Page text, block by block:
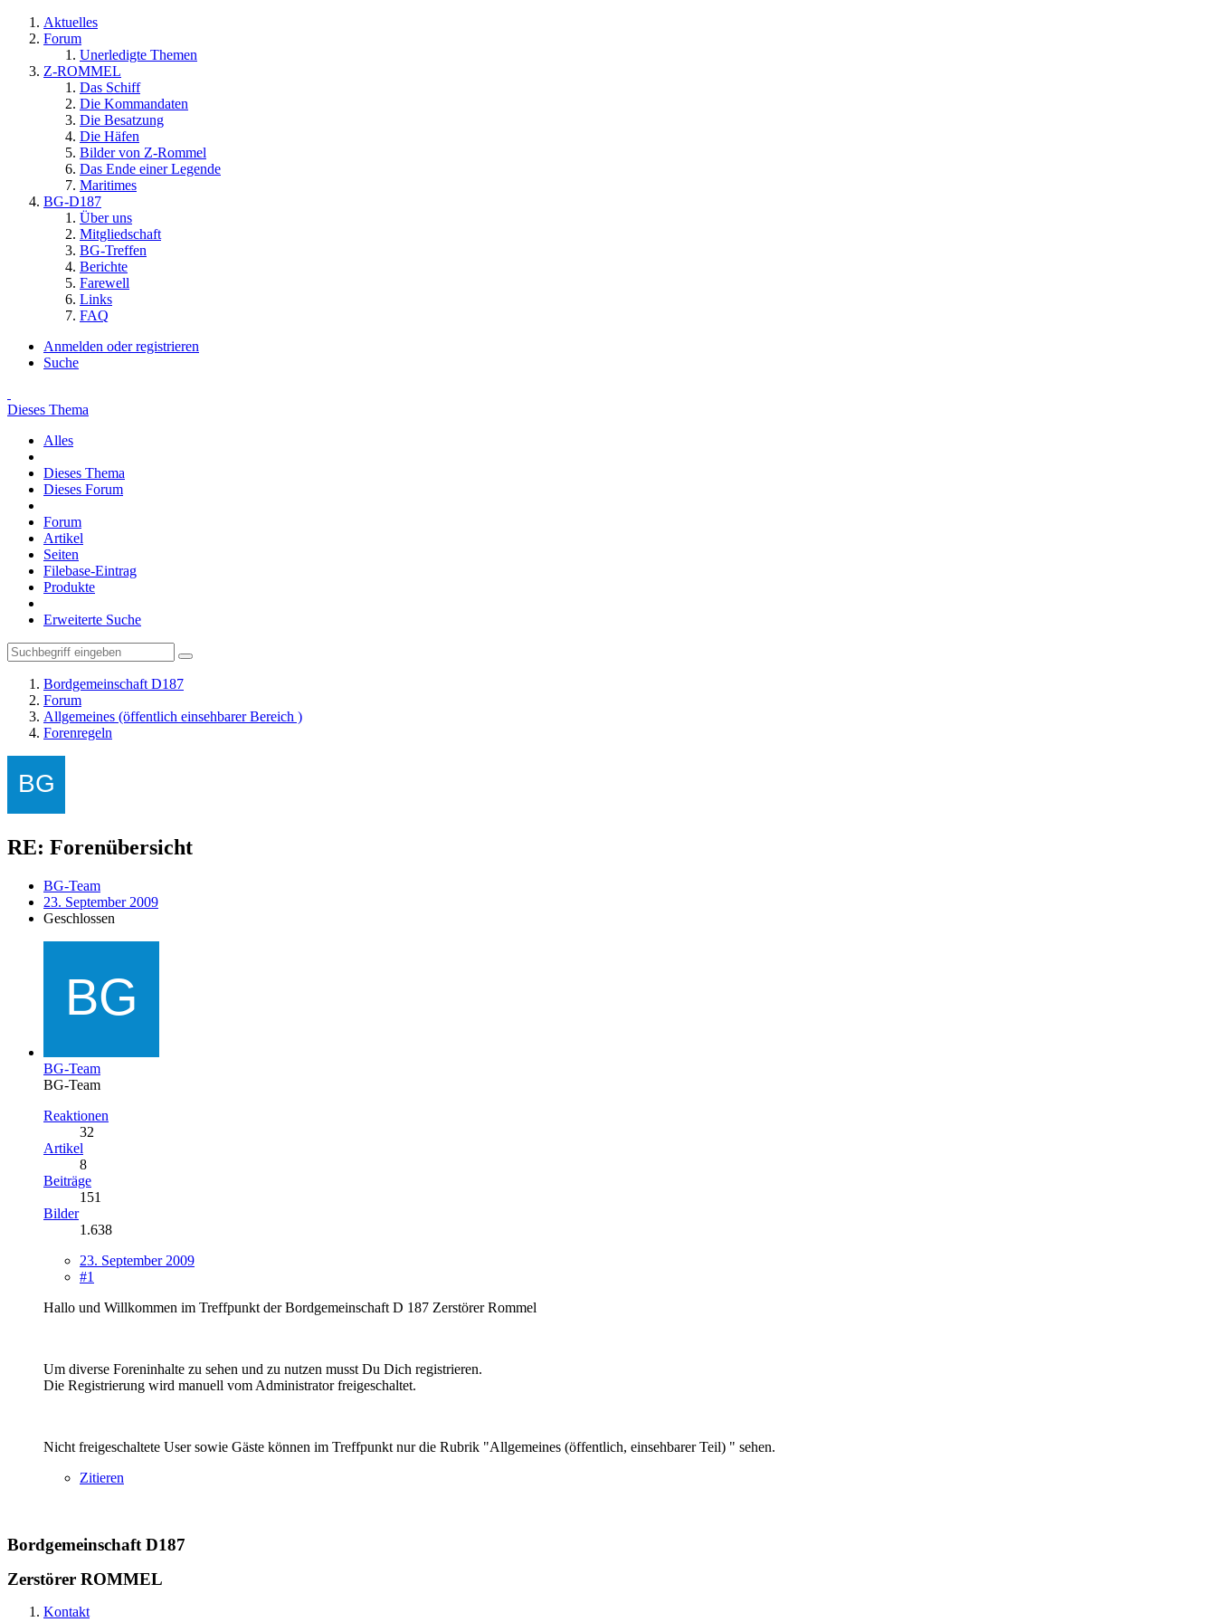
Aktuelles
Forum
Unerledigte Themen
Z-ROMMEL
Das Schiff
Die Kommandaten
Die Besatzung
Die Häfen
Bilder von Z-Rommel
Das Ende einer Legende
Maritimes
BG-D187
Über uns
Mitgliedschaft
BG-Treffen
Berichte
Farewell
Links
FAQ
Anmelden oder registrieren
Suche
Dieses Thema
Alles
Dieses Thema
Dieses Forum
Forum
Artikel
Seiten
Filebase-Eintrag
Produkte
Erweiterte Suche
Bordgemeinschaft D187
Forum
Allgemeines (öffentlich einsehbarer Bereich )
Forenregeln
RE: Forenübersicht
BG-Team
23. September 2009
Geschlossen
BG-Team
BG-Team
Reaktionen
32
Artikel
8
Beiträge
151
Bilder
1.638
23. September 2009
#1
Hallo und Willkommen im Treffpunkt der Bordgemeinschaft D 187 Zerstörer Rommel
Um diverse Foreninhalte zu sehen und zu nutzen musst Du Dich registrieren.
Die Registrierung wird manuell vom Administrator freigeschaltet.
Nicht freigeschaltete User sowie Gäste können im Treffpunkt nur die Rubrik "Allgemeines (öffentlich, einsehbarer Teil) " sehen.
Zitieren
Bordgemeinschaft D187
Zerstörer ROMMEL
Kontakt